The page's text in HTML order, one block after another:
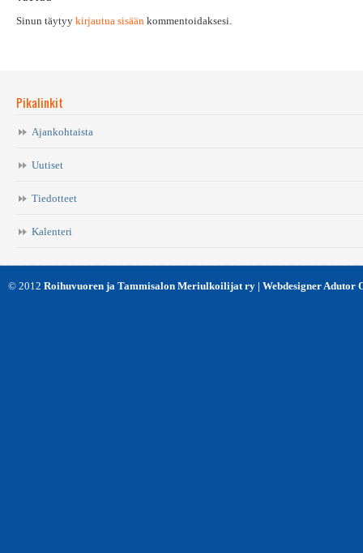
Sinun täytyy kirjautua sisään kommentoidaksesi.
Pikalinkit
Ajankohtaista
Uutiset
Tiedotteet
Kalenteri
© 2012 Roihuvuoren ja Tammisalon Meriulkoilijat ry | Webdesigner Adutor